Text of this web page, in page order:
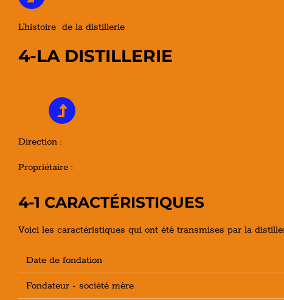
L’histoire de la distillerie
4-LA DISTILLERIE
Direction :
Propriétaire :
4-1 CARACTÉRISTIQUES
Voici les caractéristiques qui ont été transmises par la
Date de fondation
Fondateur - société mère